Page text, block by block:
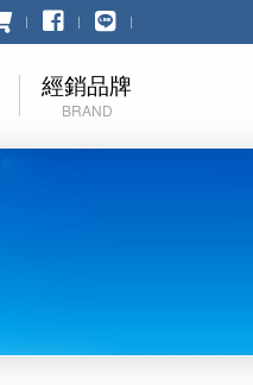
經銷品牌
BRAND